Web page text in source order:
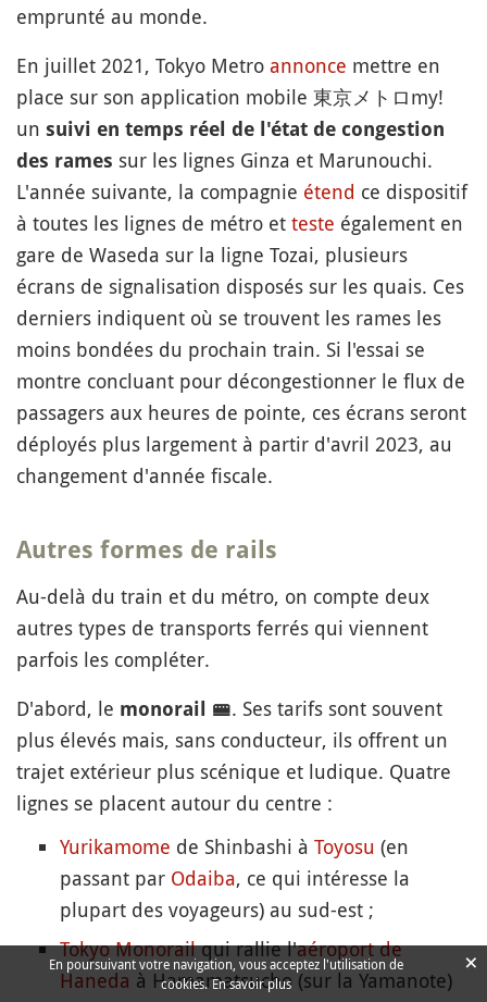
emprunté au monde.
En juillet 2021, Tokyo Metro annonce mettre en
place sur son application mobile 東京メトロmy!
un suivi en temps réel de l'état de congestion
des rames sur les lignes Ginza et Marunouchi.
L'année suivante, la compagnie étend ce dispositif
à toutes les lignes de métro et teste également en
gare de Waseda sur la ligne Tozai, plusieurs
écrans de signalisation disposés sur les quais. Ces
derniers indiquent où se trouvent les rames les
moins bondées du prochain train. Si l'essai se
montre concluant pour décongestionner le flux de
passagers aux heures de pointe, ces écrans seront
déployés plus largement à partir d'avril 2023, au
changement d'année fiscale.
Autres formes de rails
Au-delà du train et du métro, on compte deux
autres types de transports ferrés qui viennent
parfois les compléter.
D'abord, le monorail 🚝. Ses tarifs sont souvent
plus élevés mais, sans conducteur, ils offrent un
trajet extérieur plus scénique et ludique. Quatre
lignes se placent autour du centre :
Yurikamome de Shinbashi à Toyosu (en
passant par Odaiba, ce qui intéresse la
plupart des voyageurs) au sud-est ;
Tokyo Monorailqui rallie l'aéroport de
Haneda à Hamamatsucho (sur la Yamanote)
En poursuivant votre navigation, vous acceptez l'utilisation de
cookies. En savoir plus
×